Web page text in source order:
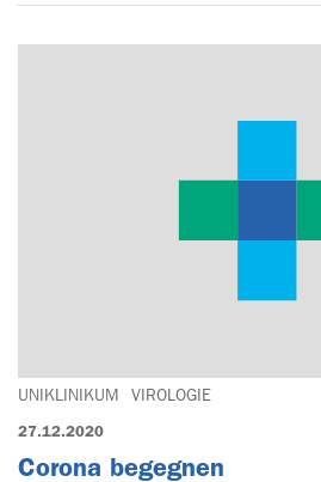
UNIKLINIKUM VIROLOGIE
27.12.2020
Corona begegnen